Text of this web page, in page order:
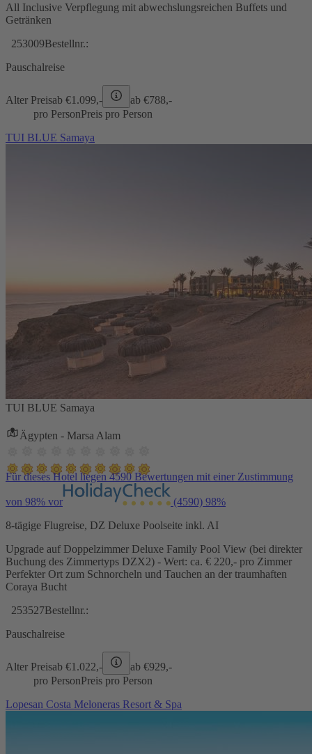
All Inclusive Verpflegung mit abwechslungsreichen Buffets und
Getränken
253009Bestellnr.:
Pauschalreise
Alter Preisab €1.099,- ab €788,-
pro PersonPreis pro Person
TUI BLUE Samaya
TUI BLUE Samaya
Ägypten - Marsa Alam
Für dieses Hotel liegen 4590 Bewertungen mit einer Zustimmung
von 98% vor (4590) 98%
8-tägige Flugreise, DZ Deluxe Poolseite inkl. AI
Upgrade auf Doppelzimmer Deluxe Family Pool View (bei direkter
Buchung des Zimmertyps DZX2) - Wert: ca. € 220,- pro Zimmer
Perfekter Ort zum Schnorcheln und Tauchen an der traumhaften
Coraya Bucht
253527Bestellnr.:
Pauschalreise
Alter Preisab €1.022,- ab €929,-
pro PersonPreis pro Person
Lopesan Costa Meloneras Resort & Spa